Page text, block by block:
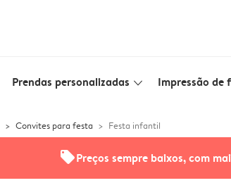
Prendas personalizadas slim_arrow_down Impressão de
Convites para festa Festa infantil
offersPreços sempre baixos, com